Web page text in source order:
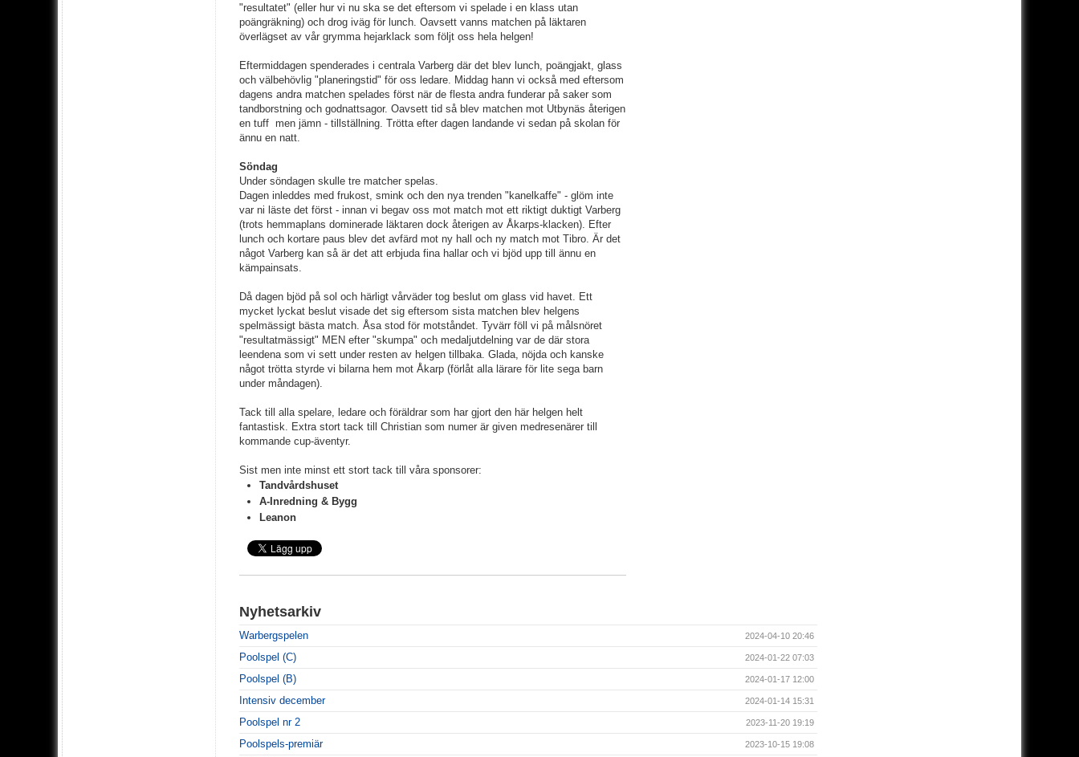
"resultatet" (eller hur vi nu ska se det eftersom vi spelade i en klass utan
poängräkning) och drog iväg för lunch. Oavsett vanns matchen på läktaren
överlägset av vår grymma hejarklack som följt oss hela helgen!
Eftermiddagen spenderades i centrala Varberg där det blev lunch, poängjakt, glass
och välbehövlig "planeringstid" för oss ledare. Middag hann vi också med eftersom
dagens andra matchen spelades först när de flesta andra funderar på saker som
tandborstning och godnattsagor. Oavsett tid så blev matchen mot Utbynäs återigen
en tuff men jämn - tillställning. Trötta efter dagen landande vi sedan på skolan för
ännu en natt.
Söndag
Under söndagen skulle tre matcher spelas.
Dagen inleddes med frukost, smink och den nya trenden "kanelkaffe" - glöm inte
var ni läste det först - innan vi begav oss mot match mot ett riktigt duktigt Varberg
(trots hemmaplans dominerade läktaren dock återigen av Åkarps-klacken). Efter
lunch och kortare paus blev det avfärd mot ny hall och ny match mot Tibro. Är det
något Varberg kan så är det att erbjuda fina hallar och vi bjöd upp till ännu en
kämpainsats.
Då dagen bjöd på sol och härligt vårväder tog beslut om glass vid havet. Ett
mycket lyckat beslut visade det sig eftersom sista matchen blev helgens
spelmässigt bästa match. Åsa stod för motståndet. Tyvärr föll vi på målsnöret
"resultatmässigt" MEN efter "skumpa" och medaljutdelning var de där stora
leendena som vi sett under resten av helgen tillbaka. Glada, nöjda och kanske
något trötta styrde vi bilarna hem mot Åkarp (förlåt alla lärare för lite sega barn
under måndagen).
Tack till alla spelare, ledare och föräldrar som har gjort den här helgen helt
fantastisk. Extra stort tack till Christian som numer är given medresenärer till
kommande cup-äventyr.
Sist men inte minst ett stort tack till våra sponsorer:
Tandvårdshuset
A-Inredning & Bygg
Leanon
Nyhetsarkiv
Warbergspelen 2024-04-10 20:46
Poolspel (C) 2024-01-22 07:03
Poolspel (B) 2024-01-17 12:00
Intensiv december 2024-01-14 15:31
Poolspel nr 2 2023-11-20 19:19
Poolspels-premiär 2023-10-15 19:08